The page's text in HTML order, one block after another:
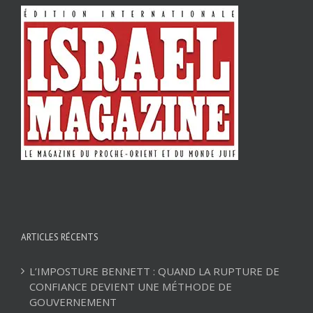
ARTICLES RÉCENTS
L’IMPOSTURE BENNETT : QUAND LA RUPTURE DE
CONFIANCE DEVIENT UNE MÉTHODE DE
GOUVERNEMENT